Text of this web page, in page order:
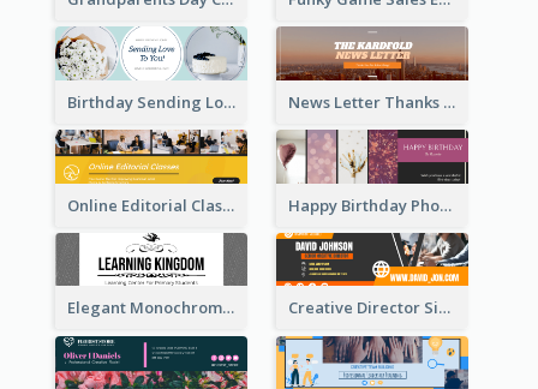
Birthday Sending Love To You Email Header News Letter Thanks For Your Subscribe Email Header
Online Editorial Class Promotion Email Header Happy Birthday Photo Frames Email Header
Elegant Monochrome Learning Center Email Header Creative Director Signature Email Header